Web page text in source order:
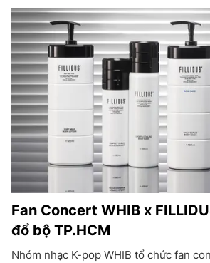
Fan Concert WHIB x
đổ bộ TP.HCM
Nhóm nhạc K-pop WHIB tổ chức fan